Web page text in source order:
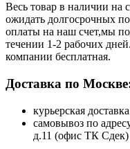
Весь товар в наличии на
ожидать долгосрочных
оплаты на наш счет,мы
течении 1-2 рабочих
компании бесплатная.
Доставка по
курьерская
самовывоз по
д.11 (офис ТК Сдек)